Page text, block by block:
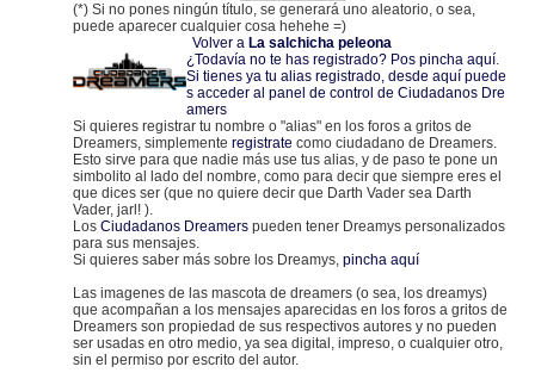
(*) Si no pones ningún título, se generará uno aleatorio, o sea,
puede aparecer cualquier cosa hehehe =)
Volver a La salchicha peleona
¿Todavía no te has registrado? Pos pincha aquí.
Si tienes ya tu alias registrado, desde aquí puede
s acceder al panel de control de Ciudadanos Dre
amers
Si quieres registrar tu nombre o "alias" en los foros a gritos de
Dreamers, simplemente registrate como ciudadano de Dreamers.
Esto sirve para que nadie más use tus alias, y de paso te pone un
simbolito al lado del nombre, como para decir que siempre eres el
que dices ser (que no quiere decir que Darth Vader sea Darth
Vader, jarl! ).
Los Ciudadanos Dreamerspueden tener Dreamys personalizados
para sus mensajes.
Si quieres saber más sobre los Dreamys, pincha aquí
Las imagenes de las mascota de dreamers (o sea, los dreamys)
que acompañan a los mensajes aparecidas en los foros a gritos de
Dreamers son propiedad de sus respectivos autores y no pueden
ser usadas en otro medio, ya sea digital, impreso, o cualquier otro,
sin el permiso por escrito del autor.